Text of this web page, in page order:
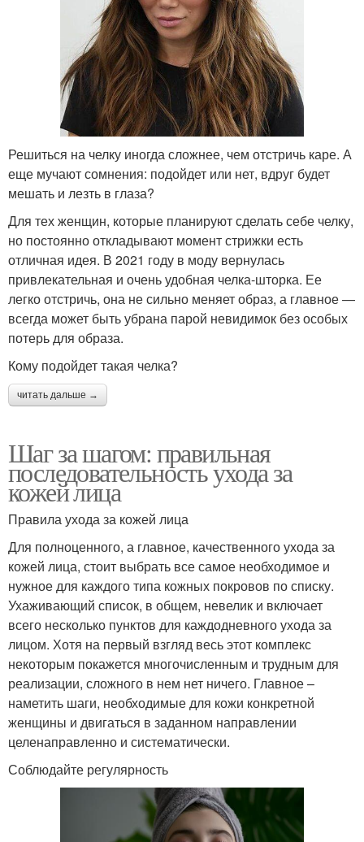
Решиться на челку иногда сложнее, чем отстричь каре. А
еще мучают сомнения: подойдет или нет, вдруг будет
мешать и лезть в глаза?
Для тех женщин, которые планируют сделать себе челку,
но постоянно откладывают момент стрижки есть
отличная идея. В 2021 году в моду вернулась
привлекательная и очень удобная челка-шторка. Ее
легко отстричь, она не сильно меняет образ, а главное —
всегда может быть убрана парой невидимок без особых
потерь для образа.
Кому подойдет такая челка?
читать дальше →
Шаг за шагом: правильная
последовательность ухода за
кожей лица
Правила ухода за кожей лица
Для полноценного, а главное, качественного ухода за
кожей лица, стоит выбрать все самое необходимое и
нужное для каждого типа кожных покровов по списку.
Ухаживающий список, в общем, невелик и включает
всего несколько пунктов для каждодневного ухода за
лицом. Хотя на первый взгляд весь этот комплекс
некоторым покажется многочисленным и трудным для
реализации, сложного в нем нет ничего. Главное –
наметить шаги, необходимые для кожи конкретной
женщины и двигаться в заданном направлении
целенаправленно и систематически.
Соблюдайте регулярность